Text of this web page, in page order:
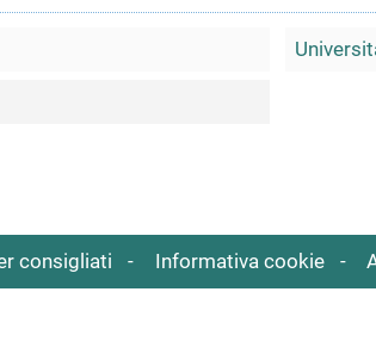
consigliati Informativa cookie